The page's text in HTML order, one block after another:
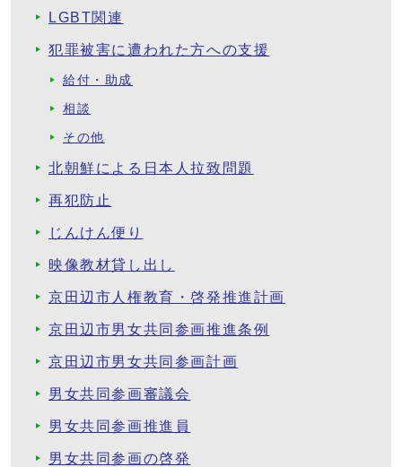
LGBT関連
犯罪被害に遭われた方への支援
給付・助成
相談
その他
北朝鮮による日本人拉致問題
再犯防止
じんけん便り
映像教材貸し出し
京田辺市人権教育・啓発推進計画
京田辺市男女共同参画推進条例
京田辺市男女共同参画計画
男女共同参画審議会
男女共同参画推進員
男女共同参画の啓発